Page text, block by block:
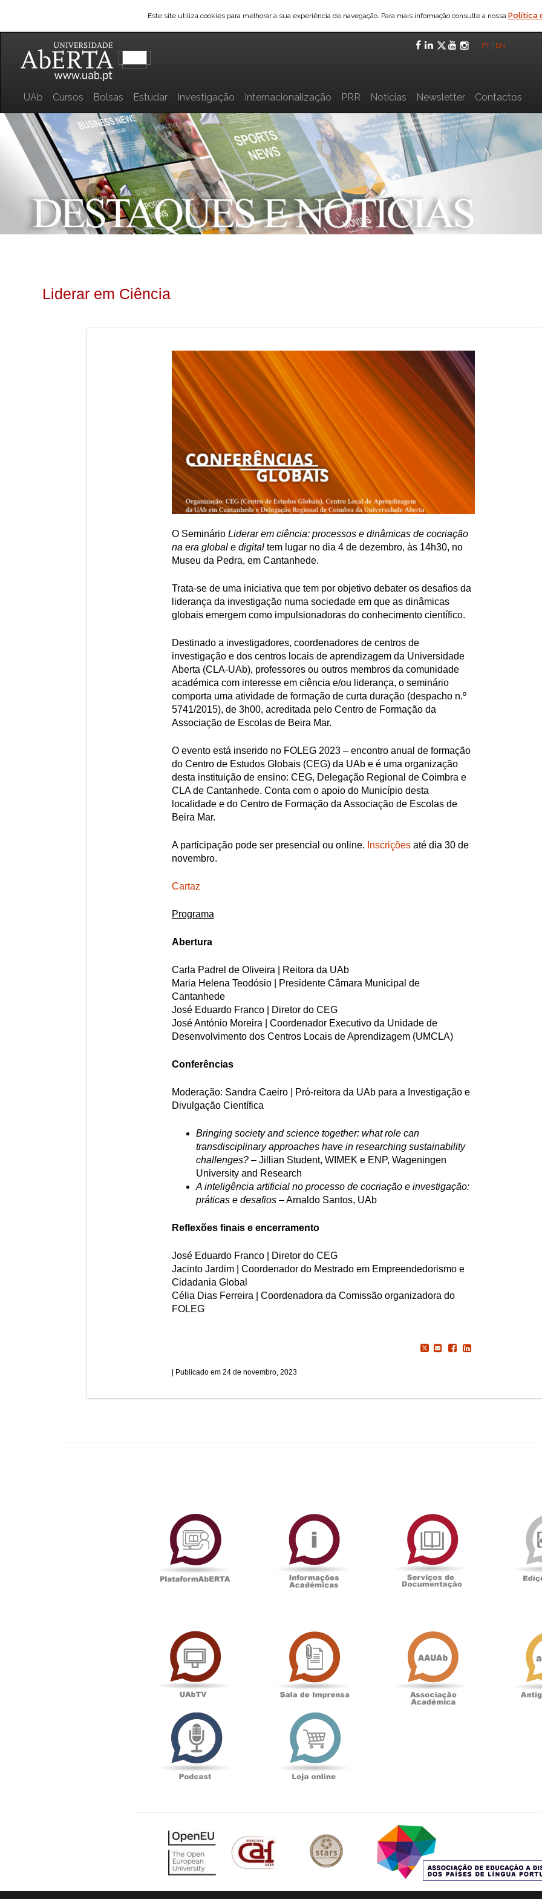
Este site utiliza cookies para melhorar a sua experiência de navegação. Para mais informação consulte a nossa Política
Facebook
LinkedIn
Twitter
YouTube
PT EN
UAb Cursos Bolsas Estudar Investigação Internacionalização PRR Notícias Newsletter Contactos
Liderar em Ciência
O Seminário Liderar em ciência: processos e dinâmicas de cocriação
na era global e digitaltem lugar no dia 4 de dezembro, às 14h30, no
Museu da Pedra, em Cantanhede.
Trata-se de uma iniciativa que tem por objetivo debater os desafios da
liderança da investigação numa sociedade em que as dinâmicas
globais emergem como impulsionadoras do conhecimento científico.
Destinado a investigadores, coordenadores de centros de
investigação e dos centros locais de aprendizagem da Universidade
Aberta (CLA-UAb), professores ou outros membros da comunidade
académica com interesse em ciência e/ou liderança, o seminário
comporta uma atividade de formação de curta duração (despacho n.º
5741/2015), de 3h00, acreditada pelo Centro de Formação da
Associação de Escolas de Beira Mar.
O evento está inserido no FOLEG 2023 – encontro anual de formação
do Centro de Estudos Globais (CEG) da UAb e é uma organização
desta instituição de ensino: CEG, Delegação Regional de Coimbra e
CLA de Cantanhede. Conta com o apoio do Município desta
localidade e do Centro de Formação da Associação de Escolas de
Beira Mar.
A participação pode ser presencial ou online. Inscriçõesaté dia 30 de
novembro.
Cartaz
Programa
Abertura
Carla Padrel de Oliveira | Reitora da UAb
Maria Helena Teodósio | Presidente Câmara Municipal de
Cantanhede
José Eduardo Franco | Diretor do CEG
José António Moreira | Coordenador Executivo da Unidade de
Desenvolvimento dos Centros Locais de Aprendizagem (UMCLA)
Conferências
Moderação: Sandra Caeiro | Pró-reitora da UAb para a Investigação e
Divulgação Científica
Bringing society and science together: what role can
transdisciplinary approaches have in researching sustainability
challenges?– Jillian Student, WIMEK e ENP, Wageningen
University and Research
A inteligência artificial no processo de cocriação e investigação:
práticas e desafios– Arnaldo Santos, UAb
Reflexões finais e encerramento
José Eduardo Franco | Diretor do CEG
Jacinto Jardim | Coordenador do Mestrado em Empreendedorismo e
Cidadania Global
Célia Dias Ferreira | Coordenadora da Comissão organizadora do
FOLEG
24 de novembro, 2023
PlataformAberta
Académicas